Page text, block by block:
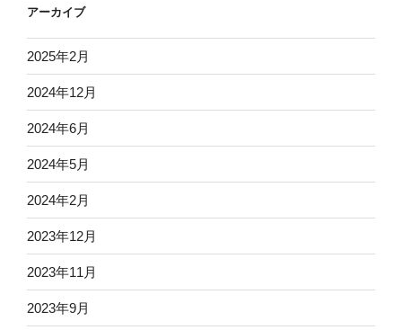
アーカイブ
2025年2月
2024年12月
2024年6月
2024年5月
2024年2月
2023年12月
2023年11月
2023年9月